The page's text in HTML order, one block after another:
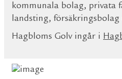
kommunala bolag, privata
landsting,
Hagbloms Golv ingår i